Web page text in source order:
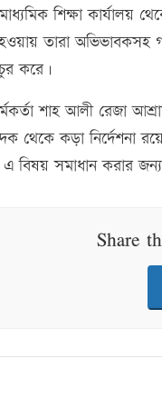
শিক্ষা কার্যালয়
তারা অভিভাবকসহ
করে।
শাহ আলী রেজা
থেকে কড়া নির্দেশনা
বিষয় সমাধান করার
Share